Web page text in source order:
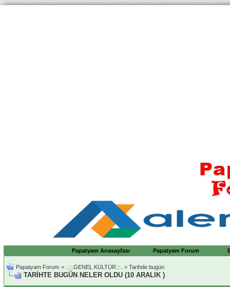
Papatyam Anasayfası Papatyam Forum
Papatyam Forum > ..::.GENEL KÜLTÜR.::. > Tarihde bugün
TARİHTE BUGÜN NELER OLDU (10 ARALIK )